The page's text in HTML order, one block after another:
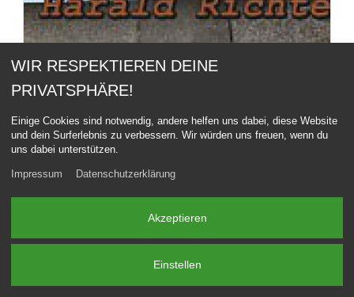
WIR RESPEKTIEREN DEINE
PRIVATSPHÄRE!
Einige Cookies sind notwendig, andere helfen uns dabei, diese Website
und dein Surferlebnis zu verbessern. Wir würden uns freuen, wenn du
uns dabei unterstützen.
Impressum Datenschutzerklärung
Akzeptieren
Einstellen